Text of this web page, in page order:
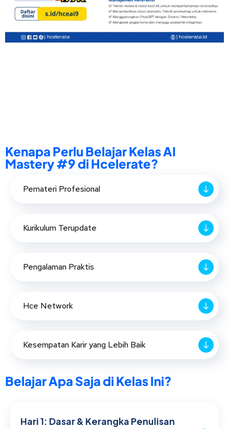
Kenapa Perlu Belajar Kelas AI
Mastery #9 di Hcelerate?
Pemateri Profesional
Kurikulum Terupdate
Pengalaman Praktis
Hce Network
Kesempatan Karir yang Lebih Baik
Belajar Apa Saja di Kelas Ini?
Hari 1: Dasar & Kerangka Penulisan